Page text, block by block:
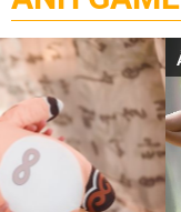
ẢNH GAME